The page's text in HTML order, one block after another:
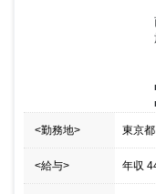
験を活かしてご活躍し
は、資格を活かしてご
<勤務地> 東京都
<給与> 年収